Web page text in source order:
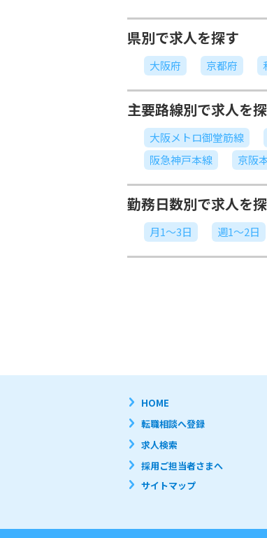
県別で求人を探す
大阪府 京都府
主要路線別で求人を
大阪メトロ御堂筋線
阪急神戸本線
京阪
勤務日数別で求人を
月1～3日 週1～2日
HOME
転職相談へ登録
求人検索
採用ご担当者さまへ
サイトマップ